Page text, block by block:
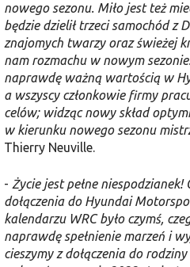
nowego sezonu. Miło jest też
będzie dzielił trzeci samochód z
znajomych twarzy oraz świeżej
nam rozmachu w nowym
naprawdę ważną wartością w
a wszyscy członkowie firmy
celów; widząc nowy skład
w kierunku nowego sezonu
Thierry Neuville.
- Życie jest pełne niespodzianek!
dołączenia do Hyundai
kalendarzu WRC było czymś,
naprawdę spełnienie marzeń i
cieszymy z dołączenia do